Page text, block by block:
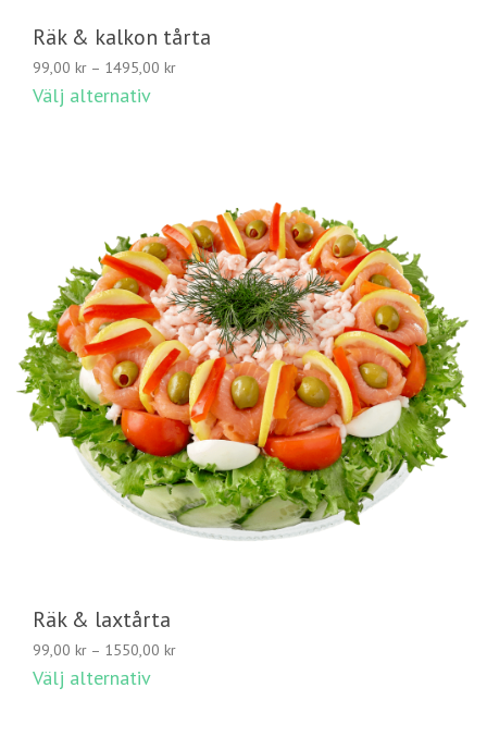
Räk & kalkon tårta
99,00 kr – 1495,00 krPrisintervall:
Välj alternativ
Räk & laxtårta
99,00 kr – 1550,00 krPrisintervall:
Välj alternativ